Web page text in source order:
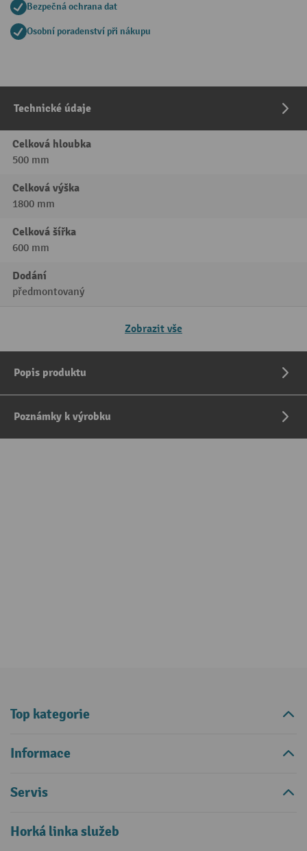
Bezpečná ochrana dat
Osobní poradenství při nákupu
Technické údaje
Celková hloubka
500 mm
Celková výška
1800 mm
Celková šířka
600 mm
Dodání
předmontovaný
Zobrazit vše
Popis produktu
Poznámky k výrobku
Top kategorie
Informace
Servis
Horká linka služeb